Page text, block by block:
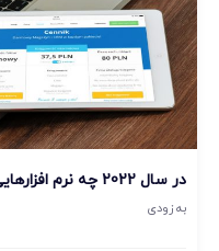
در سال 2022 چه نرم افزارهایی در زمینه گرافیک کاربردی هستند؟
به زودی